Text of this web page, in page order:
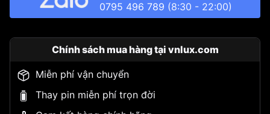
0795 496 789 (8:30 - 22:00)
Chính sách mua hàng tại vnlux.com
Miễn phí vận chuyển
Thay pin miễn phí trọn đời